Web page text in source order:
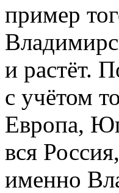
пример
и растёт.
с учётом
Европа,
вся
именно